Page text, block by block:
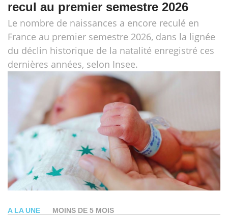
recul au premier semestre 2026
Le nombre de naissances a encore reculé en
France au premier semestre 2026, dans la lignée
du déclin historique de la natalité enregistré ces
dernières années, selon Insee.
A LA UNE MOINS DE 5 MOIS